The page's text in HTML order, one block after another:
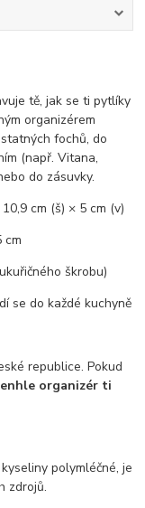
tě, jak se ti pytlíky
organizérem
fochů, do
(např. Vitana,
do zásuvky.
cm (š) × 5 cm (v)
cm
škrobu)
se do každé kuchyně
republice. Pokud
organizér ti
polymléčné, je
zdrojů.